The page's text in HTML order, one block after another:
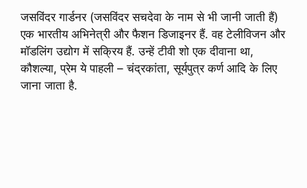
जसविंदर गार्डनर (जसविंदर सचदेवा के नाम से भी जानी जाती हैं)
एक भारतीय अभिनेत्री और फैशन डिजाइनर हैं. वह टेलीविजन और
मॉडलिंग उद्योग में सक्रिय हैं. उन्हें टीवी शो एक दीवाना था,
कौशल्या, प्रेम ये पाहली – चंद्रकांता, सूर्यपुत्र कर्ण आदि के लिए
जाना जाता है.